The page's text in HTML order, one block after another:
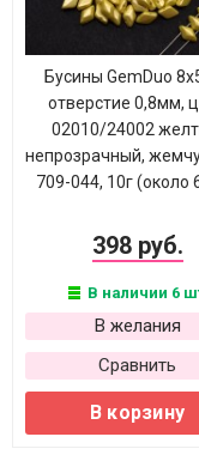
Бусины GemDuo
отверстие 0,8мм,
02010/24002
непрозрачный,
709-044, 10г (около
398 руб.
В наличии 6
В желания
Сравнить
В корзину